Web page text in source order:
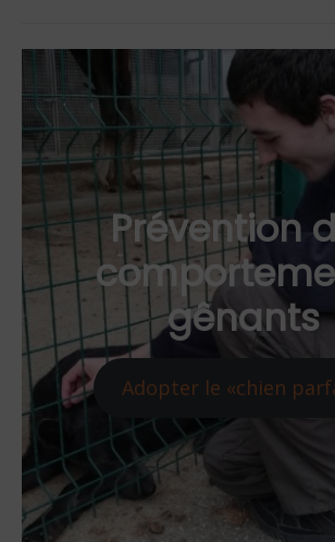
Prévention
gênants
Adopter le «chien